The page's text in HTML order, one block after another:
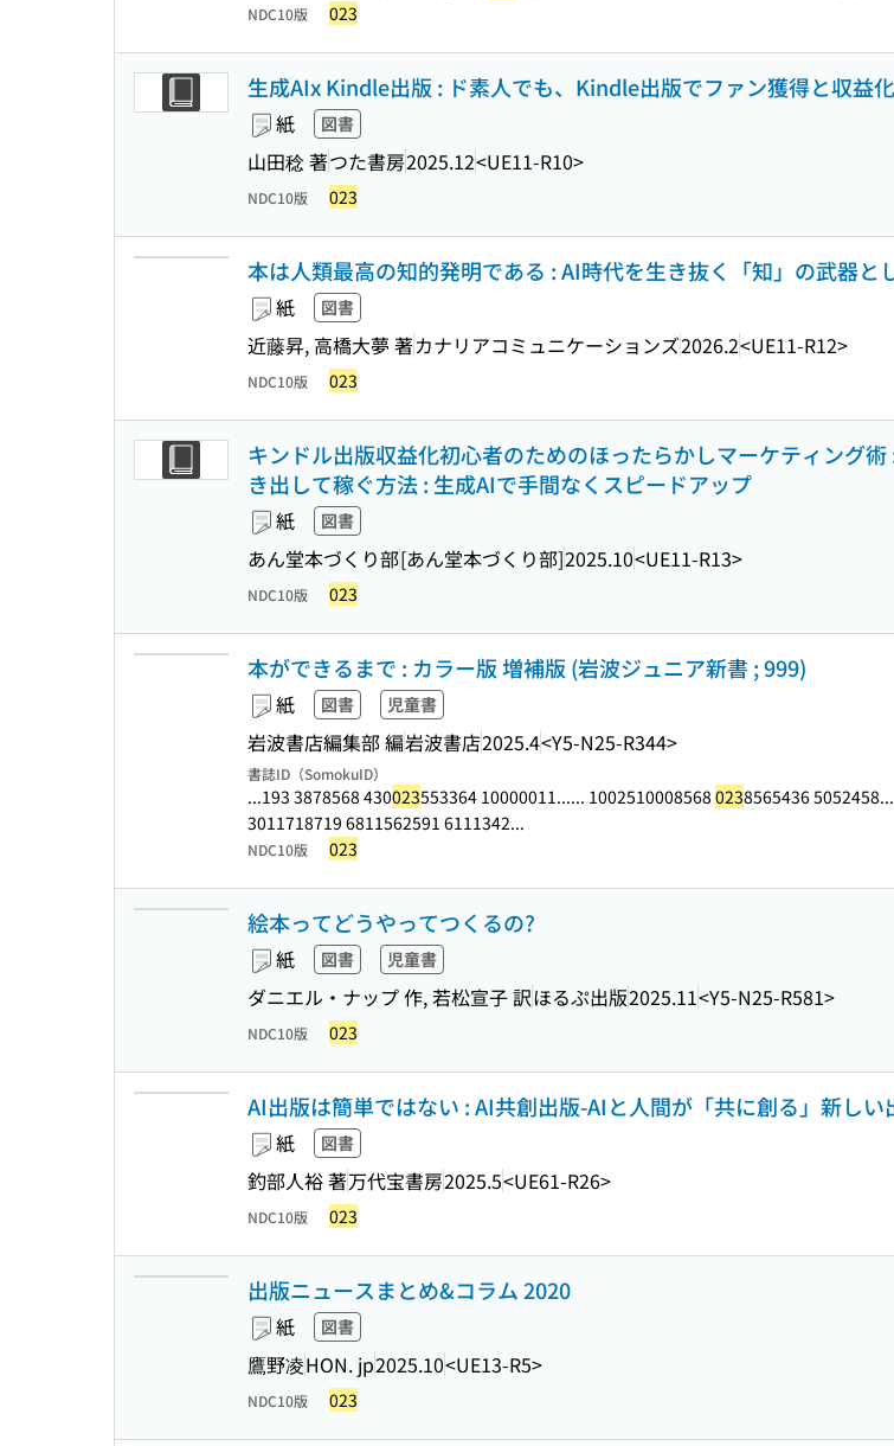
NDC10版 023
生成AIx Kindle出版 : ド素人でも、Kindle出版でファン獲得と収益
紙 図書
山田稔 著つた書房2025.12<UE11-R10>
NDC10版 023
本は人類最高の知的発明である : AI時代を生き抜く「知」の武器と
紙 図書
近藤昇, 高橋大夢 著カナリアコミュニケーションズ2026.2<UE11-R12>
NDC10版 023
キンドル出版収益化初心者のためのほったらかしマーケティング
き出して稼ぐ方法 : 生成AIで手間なくスピードアップ
紙 図書
あん堂本づくり部[あん堂本づくり部]2025.10<UE11-R13>
NDC10版 023
本ができるまで : カラー版 増補版 (岩波ジュニア新書 ; 999)
紙 図書 児童書
岩波書店編集部 編岩波書店2025.4<Y5-N25-R344>
書誌ID（SomokuID）
...193 3878568 430023553364 10000011...... 1002510008568 0238565436 5052458...
3011718719 6811562591 6111342...
NDC10版 023
絵本ってどうやってつくるの?
紙 図書 児童書
ダニエル・ナップ 作, 若松宣子 訳ほるぷ出版2025.11<Y5-N25-R581>
NDC10版 023
AI出版は簡単ではない : AI共創出版-AIと人間が「共に創る」新しい
紙 図書
釣部人裕 著万代宝書房2025.5<UE61-R26>
NDC10版 023
出版ニュースまとめ&コラム 2020
紙 図書
鷹野凌HON. jp2025.10<UE13-R5>
NDC10版 023